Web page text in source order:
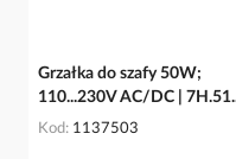
Grzałka do szafy 50W;
110...230V AC/DC |
Kod 1137503